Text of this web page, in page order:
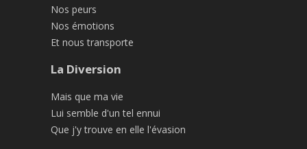
Nos peurs
Nos émotions
Et nous transporte
La Diversion
Mais que ma vie
Lui semble d'un tel ennui
Que j'y trouve en elle l'évasion